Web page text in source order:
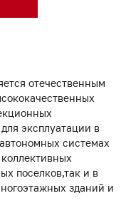
отечественным
эксплуатации в
системах
поселков,так и в
зданий и